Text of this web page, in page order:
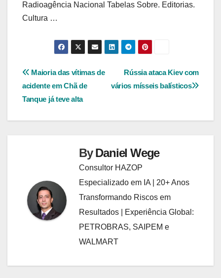
Radioagência Nacional Tabelas Sobre. Editorias.
Cultura …
Navegação
de
Rússia ataca Kiev com
vários mísseis balísticos
Maioria das vítimas de
acidente em Chã de
Tanque já teve alta
ByDaniel Wege
Consultor HAZOP
Especializado em IA | 20+ Anos
Transformando Riscos em
Resultados | Experiência Global:
PETROBRAS, SAIPEM e
WALMART